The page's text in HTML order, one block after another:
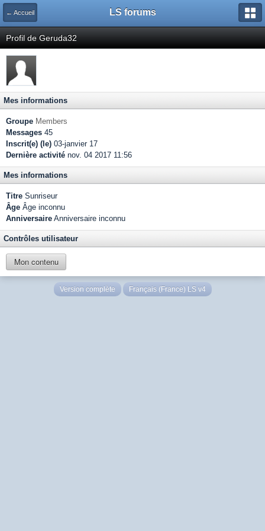
← Accueil LS forums
Profil de Geruda32
Mes informations
Groupe Members
Messages 45
Inscrit(e) (le) 03-janvier 17
Dernière activité nov. 04 2017 11:56
Mes informations
Titre Sunriseur
Âge Âge inconnu
Anniversaire Anniversaire inconnu
Contrôles utilisateur
Mon contenu
Version complète Français (France) LS v4